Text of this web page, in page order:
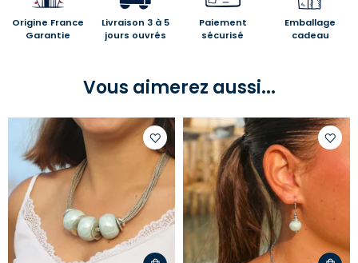
Origine France
Garantie
Livraison 3 à 5
jours ouvrés
Paiement
sécurisé
Emballage
cadeau
Vous aimerez aussi...
Ajouter
à
votre
liste
d'envies
votre